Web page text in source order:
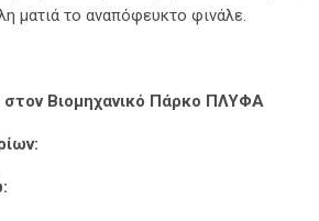
ματιά το αναπόφευκτο φινάλε.
στον Βιομηχανικό Πάρκο ΠΛΥΦΑ